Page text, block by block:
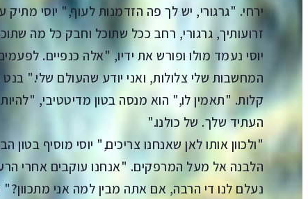
ירחי. "גרגורי, יש לך פה הזדמנות לעוף," יוסי
זרועותיך, גרגורי, רחב ככל שתוכל וחבק כל מה
יוסי נעמד מולו ופורש את ידיו, "אלה כנפיים.
המחשבות שלי צלולות, ואני יודע שהעולם שלי." בנט
קלות. "תאמין לו," הוא מנסה בטון מדיטטיבי,
העתיד שלך. של כולנו."
"ולכוון אותו לאן שאנחנו צריכים," יוסי מוסיף
נעלם לנו די הרבה, אם אתה מבין למה אני